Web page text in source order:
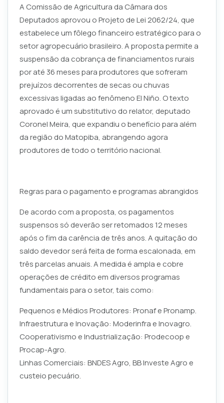
A Comissão de Agricultura da Câmara dos
Deputados aprovou o Projeto de Lei 2062/24, que
estabelece um fôlego financeiro estratégico para o
setor agropecuário brasileiro. A proposta permite a
suspensão da cobrança de financiamentos rurais
por até 36 meses para produtores que sofreram
prejuízos decorrentes de secas ou chuvas
excessivas ligadas ao fenômeno El Niño. O texto
aprovado é um substitutivo do relator, deputado
Coronel Meira, que expandiu o benefício para além
da região do Matopiba, abrangendo agora
produtores de todo o território nacional.
Regras para o pagamento e programas abrangidos
De acordo com a proposta, os pagamentos
suspensos só deverão ser retomados 12 meses
após o fim da carência de três anos. A quitação do
saldo devedor será feita de forma escalonada, em
três parcelas anuais. A medida é ampla e cobre
operações de crédito em diversos programas
fundamentais para o setor, tais como:
Pequenos e Médios Produtores: Pronaf e Pronamp.
Infraestrutura e Inovação: Moderinfra e Inovagro.
Cooperativismo e Industrialização: Prodecoop e
Procap-Agro.
Linhas Comerciais: BNDES Agro, BB Investe Agro e
custeio pecuário.